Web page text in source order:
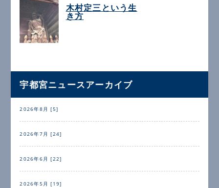
木村定三という生
き方
宇都宮ニュースアーカイブ
2026年8月 [5]
2026年7月 [24]
2026年6月 [22]
2026年5月 [19]